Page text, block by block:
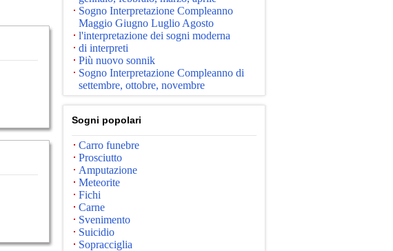
Sogno Interpretazione Compleanno
Maggio Giugno Luglio Agosto
l'interpretazione dei sogni moderna
di interpreti
Più nuovo sonnik
Sogno Interpretazione Compleanno di
settembre, ottobre, novembre
Sogni popolari
Carro funebre
Prosciutto
Amputazione
Meteorite
Fichi
Carne
Svenimento
Suicidio
Sopracciglia